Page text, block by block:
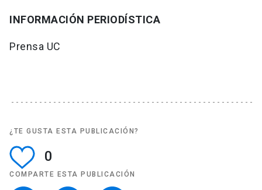
INFORMACIÓN PERIODÍSTICA
Prensa UC
¿TE GUSTA ESTA PUBLICACIÓN?
0
COMPARTE ESTA PUBLICACIÓN